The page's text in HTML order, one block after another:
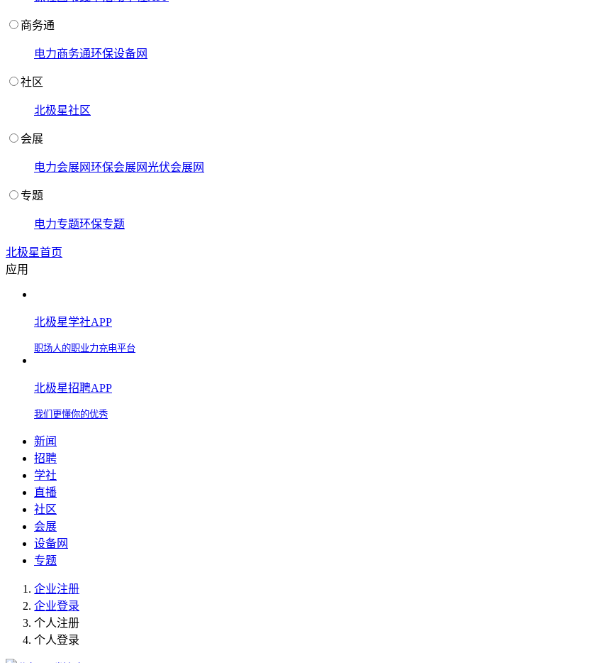
商务通
电力商务通环保设备网
社区
北极星社区
会展
电力会展网环保会展网光伏会展网
专题
电力专题环保专题
北极星首页
应用
北极星学社APP
职场人的职业力充电平台
北极星招聘APP
我们更懂你的优秀
新闻
招聘
学社
直播
社区
会展
设备网
专题
企业注册
企业登录
个人注册
个人登录